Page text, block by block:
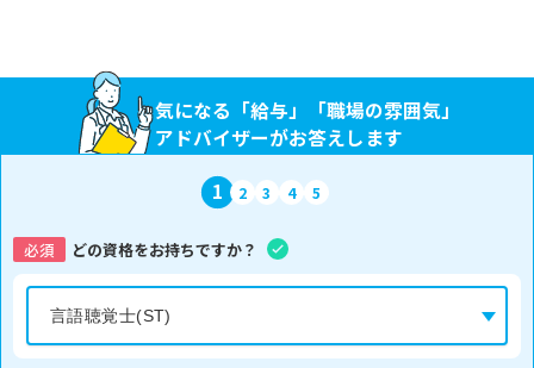
気になる「給与」「職場の雰囲気」
アドバイザーがお答えします
1 2 3 4 5
必須 どの資格をお持ちですか？